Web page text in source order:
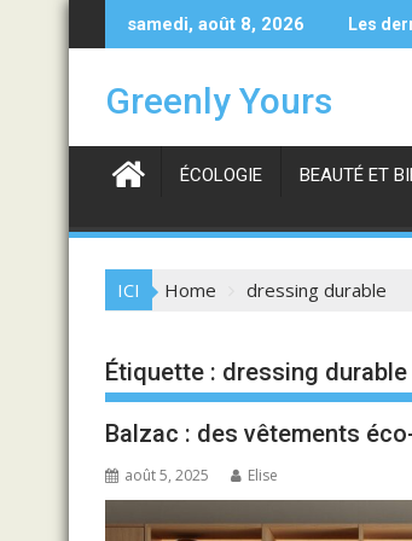
to
samedi, août 8, 2026 Les
Les avantages des pulls en cachemire
Greenly Yours
ÉCOLOGIE BEAUTÉ ET
ICI Home dressing durable
Étiquette : dressing durable
Balzac : des vêtements
août 5, 2025 Elise